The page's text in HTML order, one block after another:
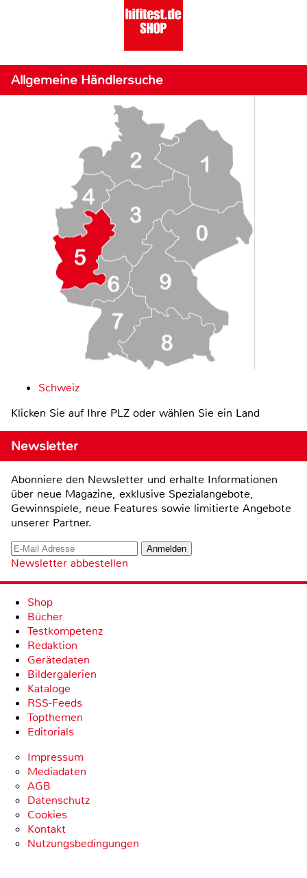
Allgemeine Händlersuche
Schweiz
Klicken Sie auf Ihre PLZ oder wählen Sie ein Land
Newsletter
Abonniere den Newsletter und erhalte Informationen
über neue Magazine, exklusive Spezialangebote,
Gewinnspiele, neue Features sowie limitierte Angebote
unserer Partner.
Newsletter abbestellen
Shop
Bücher
Testkompetenz
Redaktion
Gerätedaten
Bildergalerien
Kataloge
RSS-Feeds
Topthemen
Editorials
Impressum
Mediadaten
AGB
Datenschutz
Cookies
Kontakt
Nutzungsbedingungen